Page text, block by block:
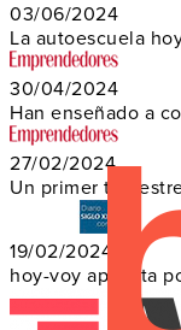
03/06/2024
La autoescuela
30/04/2024
Han enseñado a
27/02/2024
Un primer
19/02/2024
hoy-voy apuesta